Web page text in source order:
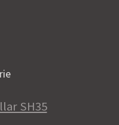
SH35